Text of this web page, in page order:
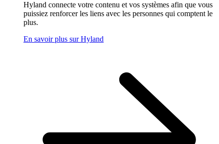
Hyland connecte votre contenu et vos systèmes afin que vous
puissiez renforcer les liens avec les personnes qui comptent le
plus.
En savoir plus sur Hyland